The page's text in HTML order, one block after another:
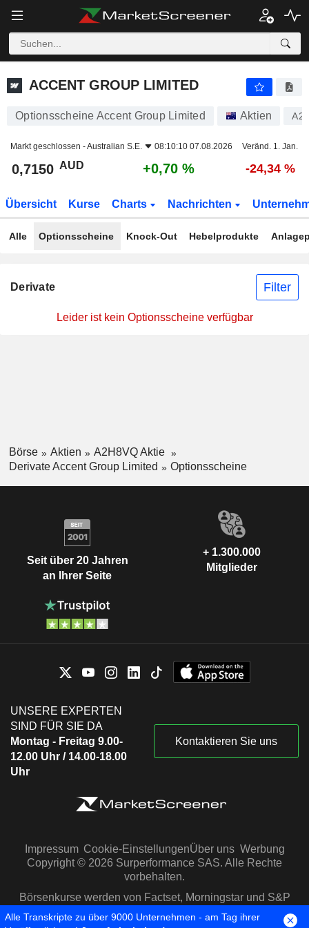
ACCENT GROUP LIMITED
ACCENT GROUP LIMITED
Optionsscheine Accent Group Limited Aktien
Markt geschlossen -Australian S.E. 08:10:10 07.08.2026 Veränd. 1. Jan.
0,7150 AUD +0,70 % -24,34 %
Übersicht Kurse Charts Nachrichten
Alle Optionsscheine Knock-Out Hebelprodukte
Derivate Filter
Leider ist kein Optionsscheine verfügbar
Börse Aktien
A2H8VQ Aktie
Derivate Accent Group Limited
Optionsscheine
Seit über 20 Jahren
an Ihrer Seite
+ 1.300.000
Mitglieder
UNSERE EXPERTEN
SIND FÜR SIE DA
Montag - Freitag 9.00-
12.00 Uhr / 14.00-18.00
Uhr
Kontaktieren Sie uns
Impressum Cookie-EinstellungenÜber uns Werbung
Copyright © 2026 Surperformance SAS. Alle Rechte
vorbehalten.
Börsenkurse werden von Factset, Morningstar und S&P
Capital IQ zur Verfügung gestellt
Alle Transkripte zu über 9000 Unternehmen - am Tag ihrer